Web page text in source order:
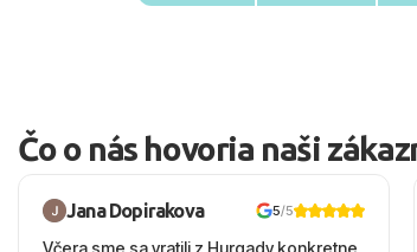
Čo o nás hovoria naši
Jana Dopirakova 5/5
Včera sme sa vratili z Hurgady konkretne